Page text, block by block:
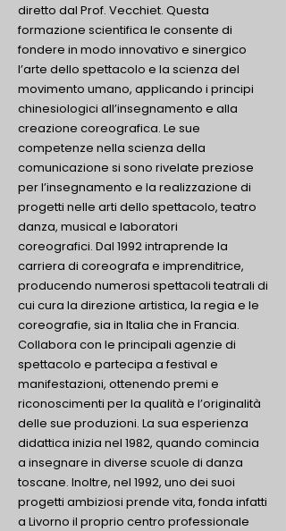
diretto dal Prof. Vecchiet. Questa
formazione scientifica le consente di
fondere in modo innovativo e sinergico
l’arte dello spettacolo e la scienza del
movimento umano, applicando i principi
chinesiologici all’insegnamento e alla
creazione coreografica. Le sue
competenze nella scienza della
comunicazione si sono rivelate preziose
per l’insegnamento e la realizzazione di
progetti nelle arti dello spettacolo, teatro
danza, musical e laboratori
coreografici. Dal 1992 intraprende la
carriera di coreografa e imprenditrice,
producendo numerosi spettacoli teatrali di
cui cura la direzione artistica, la regia e le
coreografie, sia in Italia che in Francia.
Collabora con le principali agenzie di
spettacolo e partecipa a festival e
manifestazioni, ottenendo premi e
riconoscimenti per la qualità e l’originalità
delle sue produzioni. La sua esperienza
didattica inizia nel 1982, quando comincia
a insegnare in diverse scuole di danza
toscane. Inoltre, nel 1992, uno dei suoi
progetti ambiziosi prende vita, fonda infatti
a Livorno il proprio centro professionale